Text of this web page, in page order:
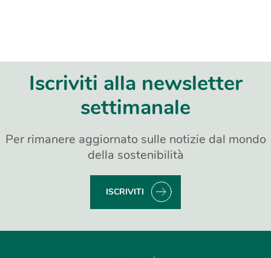
Iscriviti alla newsletter
settimanale
Per rimanere aggiornato sulle notizie dal mondo
della sostenibilità
ISCRIVITI